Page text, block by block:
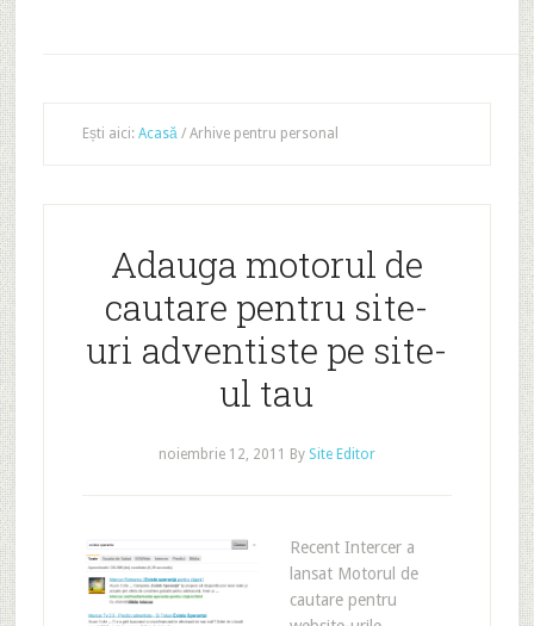
Ești aici: Acasă /Arhive pentru personal
Adauga motorul de
cautare pentru site-
uri adventiste pe site-
ul tau
noiembrie 12, 2011 By Site Editor
Recent Intercer a
lansat Motorul de
cautare pentru